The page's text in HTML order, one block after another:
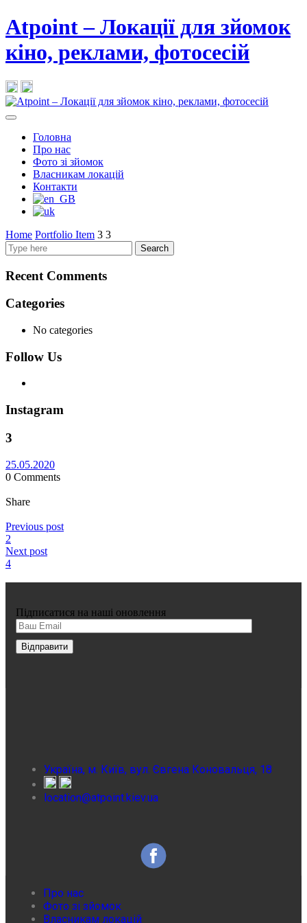
Atpoint – Локації для зйомок
кіно, реклами, фотосесій
Головна
Про нас
Фото зі зйомок
Власникам локацій
Контакти
Home Portfolio Item 3 3
Search
Recent Comments
Categories
No categories
Follow Us
Instagram
3
25.05.2020
0 Comments
Share
Previous post
2
Next post
4
Підписатися на наші оновлення
Україна, м. Київ, вул. Євгена Коновальця, 18
location@atpoint.kiev.ua
Про нас
Фото зі зйомок
Власникам локацій